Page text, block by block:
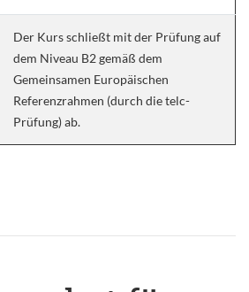
Der Kurs schließt mit der Prüfung auf
dem Niveau B2 gemäß dem
Gemeinsamen Europäischen
Referenzrahmen (durch die telc-
Prüfung) ab.